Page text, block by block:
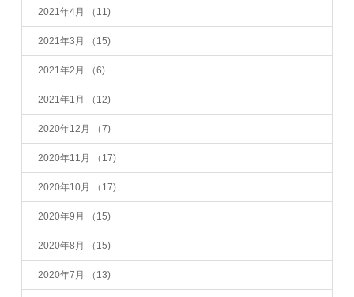
2021年4月 （11)
2021年3月 （15)
2021年2月 （6)
2021年1月 （12)
2020年12月 （7)
2020年11月 （17)
2020年10月 （17)
2020年9月 （15)
2020年8月 （15)
2020年7月 （13)